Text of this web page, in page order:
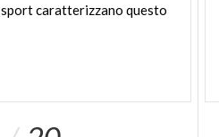
sportcaratterizzano questo